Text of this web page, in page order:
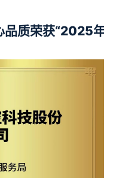
质荣获“2025年